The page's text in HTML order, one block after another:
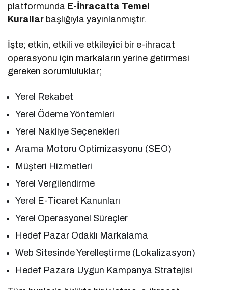
platformunda E-İhracatta Temel
Kurallar başlığıyla yayınlanmıştır.
İşte; etkin, etkili ve etkileyici bir e-ihracat
operasyonu için markaların yerine getirmesi
gereken sorumluluklar;
Yerel Rekabet
Yerel Ödeme Yöntemleri
Yerel Nakliye Seçenekleri
Arama Motoru Optimizasyonu (SEO)
Müşteri Hizmetleri
Yerel Vergilendirme
Yerel E-Ticaret Kanunları
Yerel Operasyonel Süreçler
Hedef Pazar Odaklı Markalama
Web Sitesinde Yerelleştirme (Lokalizasyon)
Hedef Pazara Uygun Kampanya Stratejisi